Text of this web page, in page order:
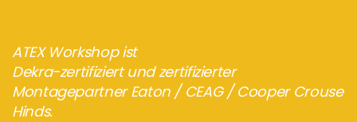
ATEX Workshop ist
Dekra-zertifiziert und zertifizierter
Montagepartner Eaton / CEAG / Cooper Crouse
Hinds.